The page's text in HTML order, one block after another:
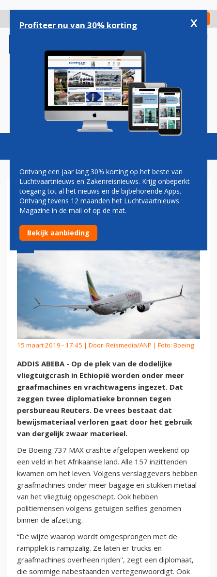
gaan
Check in
Magazine Podcasts Vacatures
KRITIEK OP LOMPE OMGANG
MET RAMPPLEK ETHIOPIË
15 maart 2019 - 17:45 | Door: Reismedia/ANP | Foto: Boeing
ADDIS ABEBA - Op de plek van de dodelijke
vliegtuigcrash in Ethiopië worden onder meer
graafmachines en vrachtwagens ingezet. Dat
zeggen twee diplomatieke bronnen tegen
persbureau Reuters. De vrees bestaat dat
bewijsmateriaal verloren gaat door het gebruik
van dergelijk zwaar materieel.
De Boeing 737 MAX crashte afgelopen weekend op
een veld in het Afrikaanse land. Alle 157 inzittenden
kwamen om het leven. Volgens verslaggevers hebben
graafmachines onder meer bagage en stukken metaal
van het vliegtuig opgeschept. Ook hebben
politiemensen volgens getuigen selfies genomen
binnen de afzetting.
“De wijze waarop wordt omgesprongen met de
rampplek is rampzalig. Ze laten er trucks en
graafmachines overheen rijden'', zegt een diplomaat,
die sommige nabestaanden vertegenwoordigt. Ook
Profiteer nu van 30% korting x
Ontvang een jaar lang 30% korting op het beste van
Luchtvaartnieuws en Zakenreisnieuws. Krijg onbeperkt
toegang tot al het nieuws en de bijbehorende Apps.
Ontvang tevens 12 maanden het Luchtvaartnieuws
Magazine in de mail of op de mat.
Bekijk aanbieding